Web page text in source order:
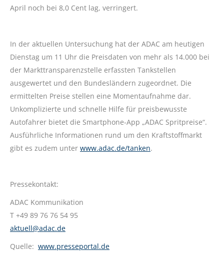
April noch bei 8,0 Cent lag, verringert.
In der aktuellen Untersuchung hat der ADAC am heutigen
Dienstag um 11 Uhr die Preisdaten von mehr als 14.000 bei
der Markttransparenzstelle erfassten Tankstellen
ausgewertet und den Bundesländern zugeordnet. Die
ermittelten Preise stellen eine Momentaufnahme dar.
Unkomplizierte und schnelle Hilfe für preisbewusste
Autofahrer bietet die Smartphone-App „ADAC Spritpreise“.
Ausführliche Informationen rund um den Kraftstoffmarkt
gibt es zudem unter www.adac.de/tanken.
Pressekontakt:
ADAC Kommunikation
T +49 89 76 76 54 95
aktuell@adac.de
Quelle: www.presseportal.de